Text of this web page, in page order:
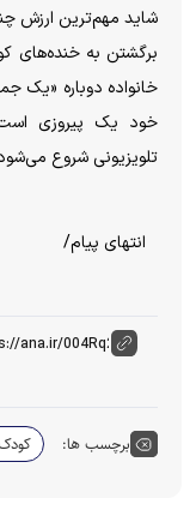
شاید مهم‌ترین ارزش
برگشتن به خنده‌های
خانواده دوباره «یک
خود یک پیروزی
تلویزیونی شروع
انتهای پیام/
برچسب ها: